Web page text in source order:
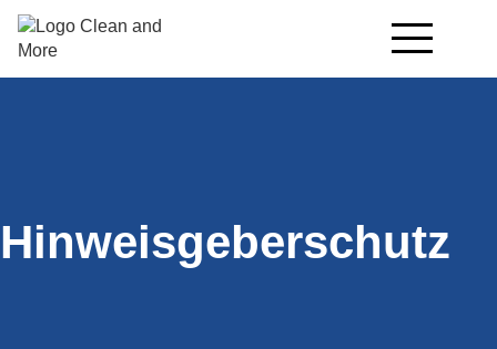
Hinweisgeberschutz